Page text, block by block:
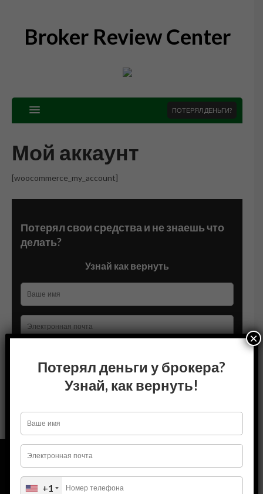
Broker Review Center
ПОТЕРЯЛ ДЕНЬГИ?
Мой аккаунт
[woocommerce_my_account]
Потерял свои средства и не знаешь что
делать?
Узнай как вернуть
Потерял деньги у брокера?
Узнай, как вернуть!
+1
×